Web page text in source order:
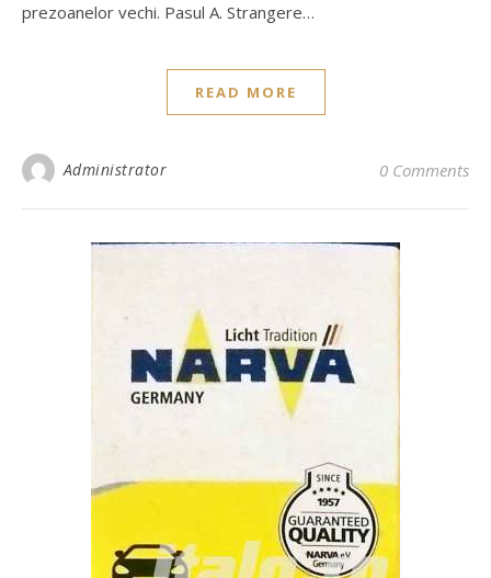
prezoanelor vechi. Pasul A. Strangere…
READ MORE
Administrator 0 Comments